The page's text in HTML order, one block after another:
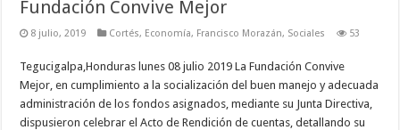
Fundación Convive Mejor
8 julio, 2019 Cortés, Economía, Francisco Morazán, Sociales 53
Tegucigalpa,Honduras lunes 08 julio 2019 La Fundación Convive
Mejor, en cumplimiento a la socialización del buen manejo y adecuada
administración de los fondos asignados, mediante su Junta Directiva,
dispusieron celebrar el Acto de Rendición de cuentas, detallando su